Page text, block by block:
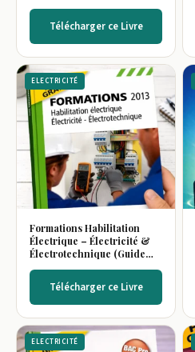
Télécharger ce Livre
ELECTRICITÉ
Formations Habilitation
Électrique – Électricité &
Électrotechnique (Guide
Télécharger ce Livre
ELECTRICITÉ